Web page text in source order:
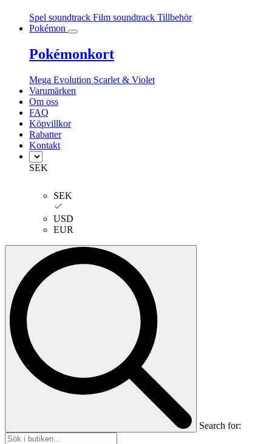
Spel soundtrack Film soundtrack Tillbehör
Pokémon
Pokémonkort
Mega Evolution Scarlet & Violet
Varumärken
Om oss
FAQ
Köpvillkor
Rabatter
Kontakt
SEK
SEK
USD
EUR
Search for: